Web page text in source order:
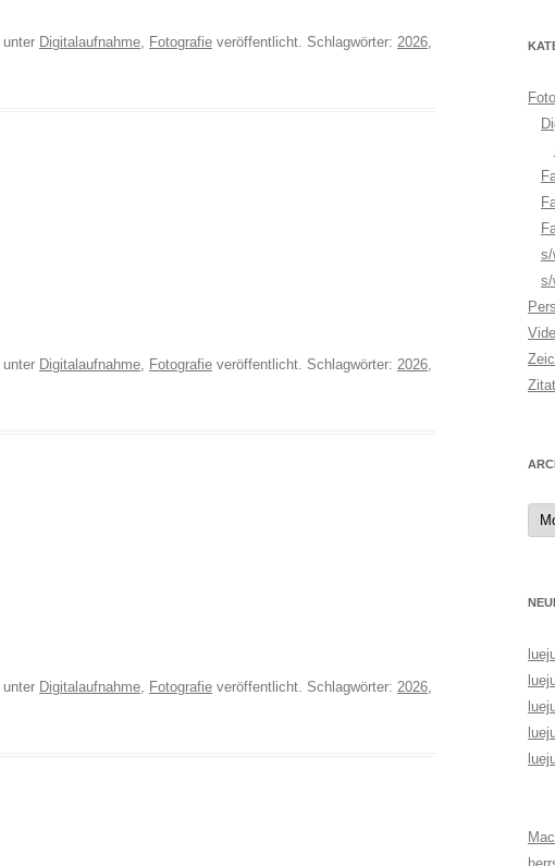
unter Digitalaufnahme, Fotografie veröffentlicht. Schlagwörter: 2026,
unter Digitalaufnahme, Fotografie veröffentlicht. Schlagwörter: 2026,
unter Digitalaufnahme, Fotografie veröffentlicht. Schlagwörter: 2026,
s/
s/
Zitat